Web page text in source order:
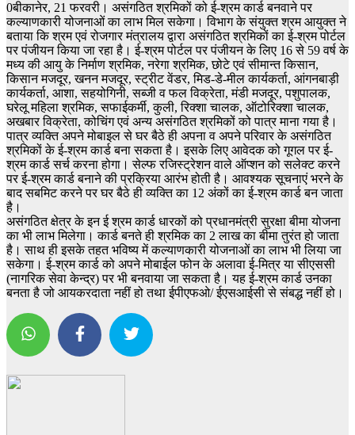
0बीकानेर, 21 फरवरी। असंगठित श्रमिकों को ई-श्रम कार्ड बनवाने पर
कल्याणकारी योजनाओं का लाभ मिल सकेगा। विभाग के संयुक्त श्रम आयुक्त ने
बताया कि श्रम एवं रोजगार मंत्रालय द्वारा असंगठित श्रमिकों का ई-श्रम पोर्टल
पर पंजीयन किया जा रहा है। ई-श्रम पोर्टल पर पंजीयन के लिए 16 से 59 वर्ष के
मध्य की आयु के निर्माण श्रमिक, नरेगा श्रमिक, छोटे एवं सीमान्त किसान,
किसान मजदूर, खनन मजदूर, स्ट्रीट वेंडर, मिड-डे-मील कार्यकर्ता, आंगनबाड़ी
कार्यकर्ता, आशा, सहयोगिनी, सब्जी व फल विक्रेता, मंडी मजदूर, पशुपालक,
घरेलू महिला श्रमिक, सफाईकर्मी, कुली, रिक्शा चालक, ऑटोरिक्शा चालक,
अखबार विक्रेता, कोचिंग एवं अन्य असंगठित श्रमिकों को पात्र माना गया है।
पात्र व्यक्ति अपने मोबाइल से घर बैठे ही अपना व अपने परिवार के असंगठित
श्रमिकों के ई-श्रम कार्ड बना सकता है। इसके लिए आवेदक को गूगल पर ई-
श्रम कार्ड सर्च करना होगा। सेल्फ रजिस्ट्रेशन वाले ऑप्शन को सलेक्ट करने
पर ई-श्रम कार्ड बनाने की प्रक्रिया आरंभ होती है। आवश्यक सूचनाएं भरने के
बाद सबमिट करने पर घर बैठे ही व्यक्ति का 12 अंकों का ई-श्रम कार्ड बन जाता
है।
असंगठित क्षेत्र के इन ई श्रम कार्ड धारकों को प्रधानमंत्री सुरक्षा बीमा योजना
का भी लाभ मिलेगा। कार्ड बनते ही श्रमिक का 2 लाख का बीमा तुरंत हो जाता
है। साथ ही इसके तहत भविष्य में कल्याणकारी योजनाओं का लाभ भी लिया जा
सकेगा। ई-श्रम कार्ड को अपने मोबाईल फोन के अलावा ई-मित्र या सीएससी
(नागरिक सेवा केन्द्र) पर भी बनवाया जा सकता है। यह ई-श्रम कार्ड उनका
बनता है जो आयकरदाता नहीं हो तथा ईपीएफओ/ ईएसआईसी से संबद्ध नहीं हो।